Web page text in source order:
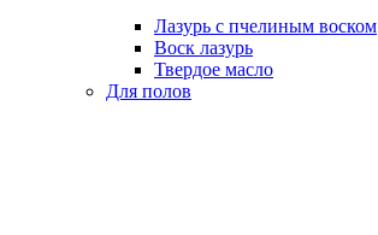
Лазурь с пчелиным воском
Воск лазурь
Твердое масло
Для полов